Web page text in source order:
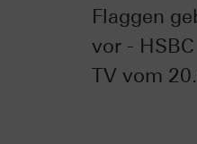
Flaggen
vor -
TV vom